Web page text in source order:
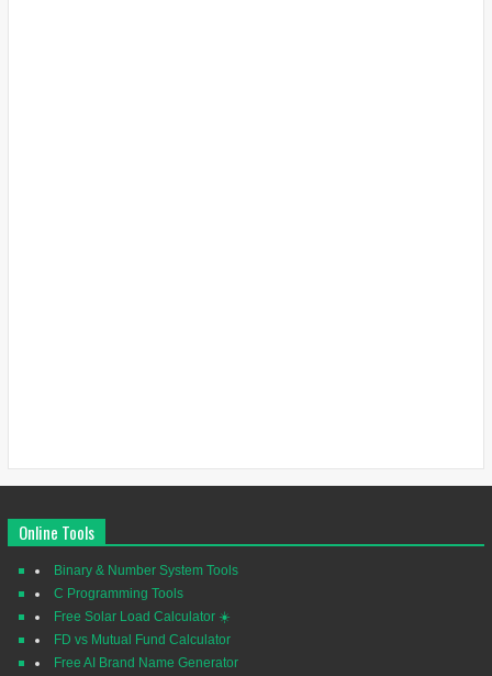
Online Tools
Binary & Number System Tools
C Programming Tools
Free Solar Load Calculator ☀️
FD vs Mutual Fund Calculator
Free AI Brand Name Generator